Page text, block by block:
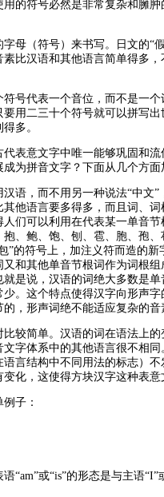
的符号必然是非常复杂和臃
母（符号）来书写。日文的“
素比汉语和其他语言简单得多
号代表一个音位，而不是一
用二三十个符号就可以拼写
多。
表意文字中唯一能够巩固和
为拼音文字？下面从几个方面
汉语，而不用另一种说法“中文
他语言要多得多，而且词、
们可以利用在代表某一单音
、鲍、饱、刨、雹、胞、孢
”的符号上，加注义符而造的
和其他单音节根词作为词根
就是说，汉语的词绝大多数是
。这个特点使得汉字向形声
，形声词绝不能适应复杂的
比较简单。汉语的词在语法上
文字体系中的其他语言很不相
语言结构中不同用法的标志）
化，这使得方块汉字这种表
子：
“am”或“is”的形态是与主语